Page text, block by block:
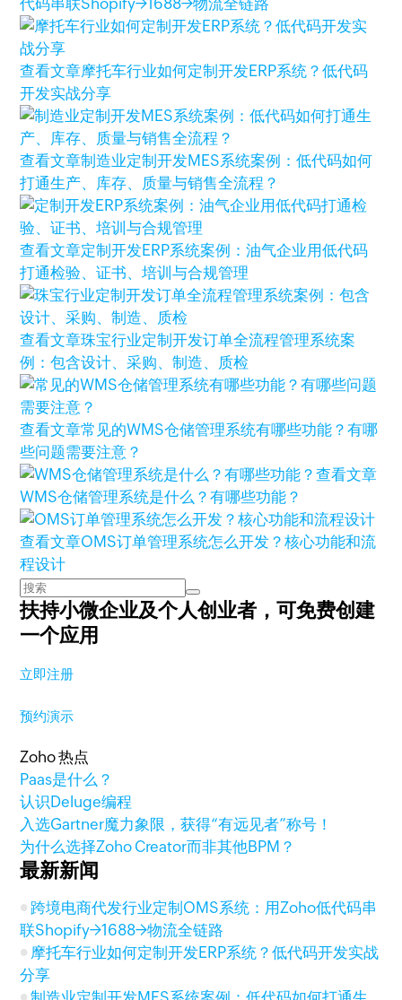
代码串联Shopify→1688→物流全链路
查看文章摩托车行业如何定制开发ERP系统？低代码
开发实战分享
查看文章制造业定制开发MES系统案例：低代码如何
打通生产、库存、质量与销售全流程？
查看文章定制开发ERP系统案例：油气企业用低代码
打通检验、证书、培训与合规管理
查看文章珠宝行业定制开发订单全流程管理系统案
例：包含设计、采购、制造、质检
查看文章常见的WMS仓储管理系统有哪些功能？有哪
些问题需要注意？
查看文章
WMS仓储管理系统是什么？有哪些功能？
查看文章OMS订单管理系统怎么开发？核心功能和流
程设计
扶持小微企业及个人创业者，可免费创建
一个应用
立即注册
预约演示
Zoho 热点
Paas是什么？
认识Deluge编程
入选Gartner魔力象限，获得“有远见者”称号！
为什么选择Zoho Creator而非其他BPM？
最新新闻
跨境电商代发行业定制OMS系统：用Zoho低代码串
联Shopify→1688→物流全链路
摩托车行业如何定制开发ERP系统？低代码开发实战
分享